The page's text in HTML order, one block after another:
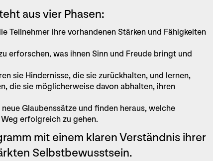
aus vier Phasen:
Teilnehmer ihre vorhandenen Stärken und Fähigkeiten
erforschen, was ihnen Sinn und Freude bringt und
sie Hindernisse, die sie zurückhalten, und lernen,
die sie möglicherweise davon abhalten, ihren
Glaubenssätze und finden heraus, welche
erfolgreich zu gehen.
mit einem klaren Verständnis ihrer
Selbstbewusstsein.